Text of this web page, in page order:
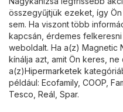
összegyűjtjük ezeket, így
sem. Ha viszont több
kapcsán, érdemes felkeresni
weboldalt. Ha a(z) Magnetic
kínálja azt, amit Ön keres, ne
a(z)Hipermarketek
például: Ecofamily, COOP
Tesco Reál Spar.